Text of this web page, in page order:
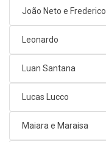
João Neto e Frederico
Leonardo
Luan Santana
Lucas Lucco
Maiara e Maraisa